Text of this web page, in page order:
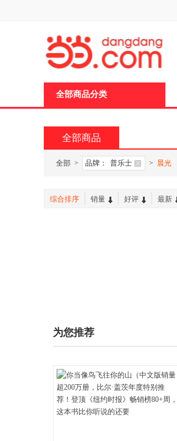
全部商品分类
全部商品
全部 > 品牌： 普乐士 > 晨光
综合排序 销量 好评 最新
为您推荐
页